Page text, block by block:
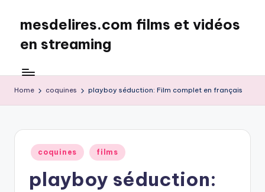
content
mesdelires.com films et vidéos
en streaming
:
film
et
complet
français
Home coquines playboy séduction: Film complet en français
Posted
in
coquines films
playboy séduction: